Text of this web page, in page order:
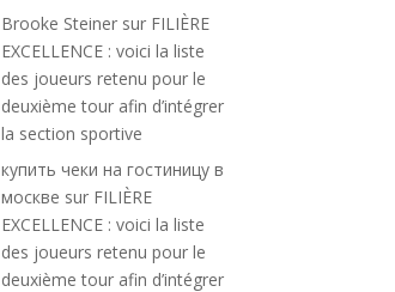
Brooke Steiner sur FILIÈRE
EXCELLENCE : voici la liste
des joueurs retenu pour le
deuxième tour afin d’intégrer
la section sportive
купить чеки на гостиницу в
москве sur FILIÈRE
EXCELLENCE : voici la liste
des joueurs retenu pour le
deuxième tour afin d’intégrer